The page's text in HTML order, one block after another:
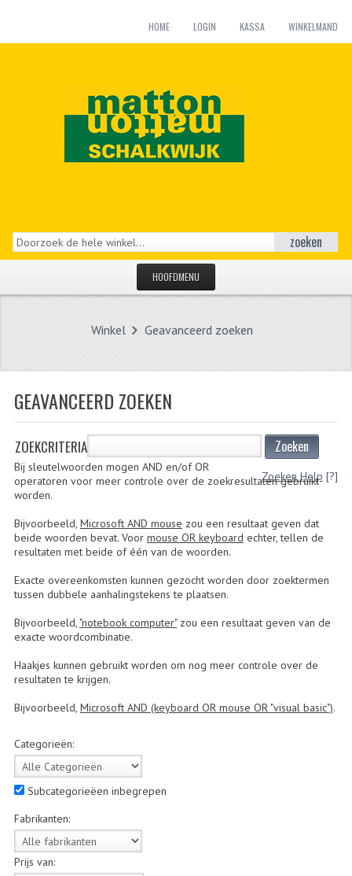
HOME LOGIN KASSA WINKELMAND
zoeken
HOOFDMENU
ZUNDAPP
FRAME DELEN
BAGAGEDRAGERS EN VOETSTEUNEN
BINNENBANDEN
BINNENBANDEN 16-21"
BUITENBANDEN
BUITENBANDEN 17"
BUITENBANDEN 18"
BEPLATING
Winkel Geavanceerd zoeken
GEAVANCEERD ZOEKEN
ZOEKCRITERIA Zoeken
Zoeken Help [?]
Bij sleutelwoorden mogen AND en/of OR
operatoren voor meer controle over de zoekresultaten gebruikt
worden.
Bijvoorbeeld, Microsoft AND mouse zou een resultaat geven dat
beide woorden bevat. Voor mouse OR keyboard echter, tellen de
resultaten met beide of één van de woorden.
Exacte overeenkomsten kunnen gezocht worden door zoektermen
tussen dubbele aanhalingstekens te plaatsen.
Bijvoorbeeld, "notebook computer"zou een resultaat geven van de
exacte woordcombinatie.
Haakjes kunnen gebruikt worden om nog meer controle over de
resultaten te krijgen.
Bijvoorbeeld, Microsoft AND (keyboard OR mouse OR "visual basic").
Categorieën:
Subcategorieëen inbegrepen
Fabrikanten:
Prijs van: